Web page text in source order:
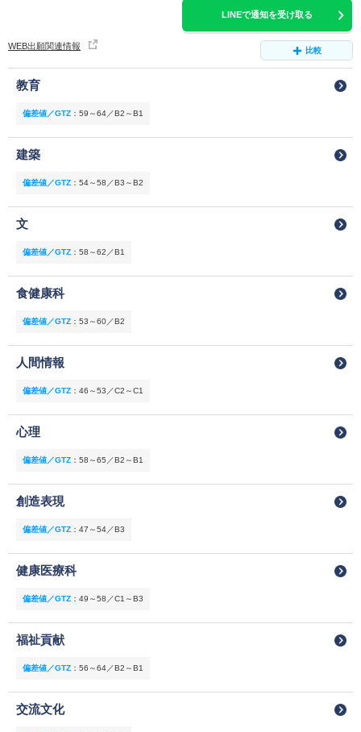
LINEで通知を受け取る
WEB出願関連情報 比較
教育
偏差値／GTZ ： 59～64／B2～B1
建築
偏差値／GTZ ： 54～58／B3～B2
文
偏差値／GTZ ： 58～62／B1
食健康科
偏差値／GTZ ： 53～60／B2
人間情報
偏差値／GTZ ： 46～53／C2～C1
心理
偏差値／GTZ ： 58～65／B2～B1
創造表現
偏差値／GTZ ： 47～54／B3
健康医療科
偏差値／GTZ ： 49～58／C1～B3
福祉貢献
偏差値／GTZ ： 56～64／B2～B1
交流文化